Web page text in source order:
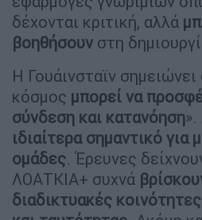
δέχονται κριτική, αλλά
βοηθήσουν στη
Η Γουάινσταϊν
κόσμος μπορεί να
σύνδεση και κατανόηση».
ιδιαίτερα σημαντικό για
ομάδες. Έρευνες
ΛΟΑΤΚΙΑ+ συχνά
διαδικτυακές